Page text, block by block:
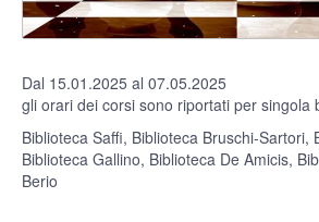
Dal 15.01.2025 al 07.05.2025
gli orari dei corsi sono riportati per singola
Biblioteca Saffi, Biblioteca Bruschi-Sartori,
Biblioteca Gallino, Biblioteca De Amicis,
Berio